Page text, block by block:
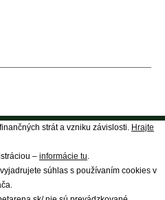
strát a vzniku závislosti. Hrajte
– informácie tu
súhlas s používaním cookies v